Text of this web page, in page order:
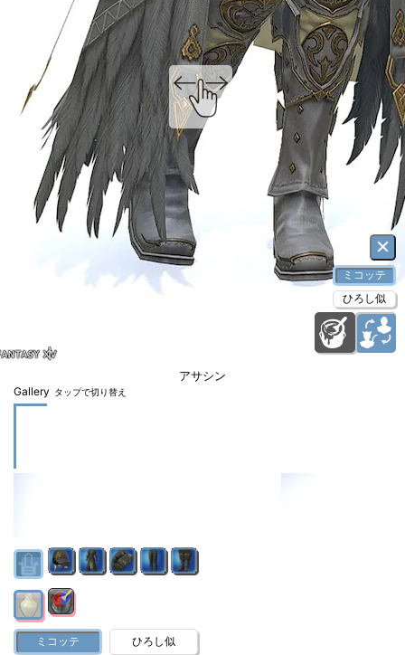
アサシン
×
ミコッテ
ひろし似
Gallery タップで切り替え
ミコッテ ひろし似